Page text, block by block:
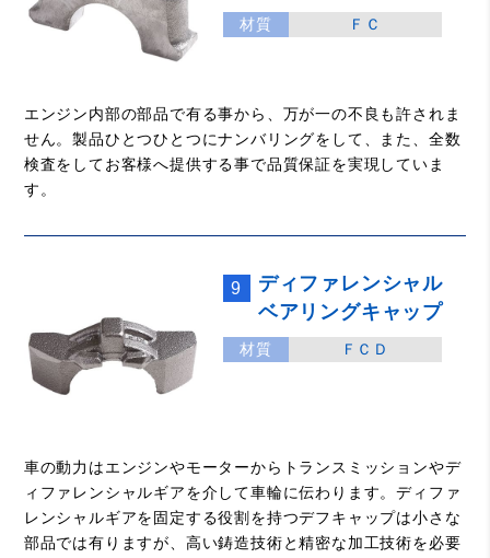
材質 ＦＣ
エンジン内部の部品で有る事から、万が一の不良も許されま
せん。製品ひとつひとつにナンバリングをして、また、全数
検査をしてお客様へ提供する事で品質保証を実現していま
す。
9
ディファレンシャル
ベアリングキャップ
材質 ＦＣＤ
車の動力はエンジンやモーターからトランスミッションやデ
ィファレンシャルギアを介して車輪に伝わります。ディファ
レンシャルギアを固定する役割を持つデフキャップは小さな
部品では有りますが、高い鋳造技術と精密な加工技術を必要